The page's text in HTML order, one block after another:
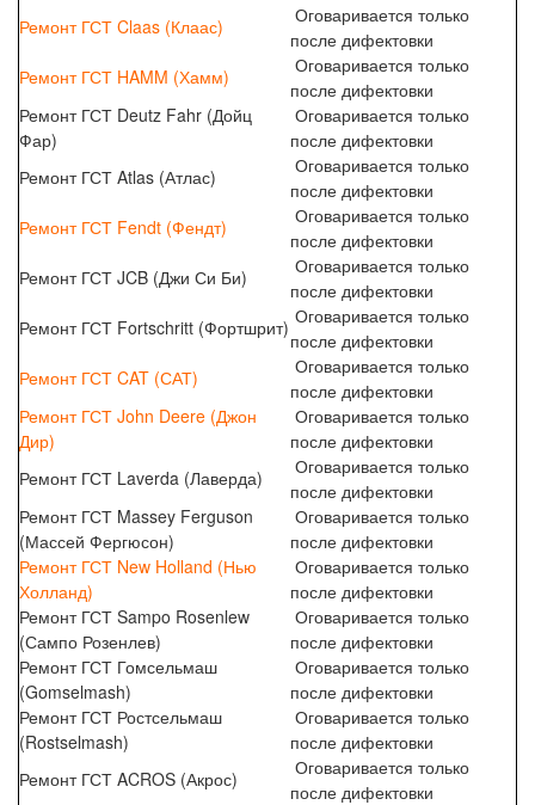
Ремонт ГСТ Claas (Клаас)
Оговаривается только
после дифектовки
Ремонт ГСТ HAMM (Хамм)
Оговаривается только
после дифектовки
Ремонт ГСТ Deutz Fahr (Дойц
Фар)
Оговаривается только
после дифектовки
Ремонт ГСТ Atlas (Атлас)
Оговаривается только
после дифектовки
Ремонт ГСТ Fendt (Фендт)
Оговаривается только
после дифектовки
Ремонт ГСТ JCB (Джи Си Би)
Оговаривается только
после дифектовки
Ремонт ГСТ Fortschritt (Фортшрит) Оговаривается только
после дифектовки
Ремонт ГСТ CAT (САТ)
Оговаривается только
после дифектовки
Ремонт ГСТ John Deere (Джон
Дир)
Оговаривается только
после дифектовки
Ремонт ГСТ Laverda (Лаверда)
Оговаривается только
после дифектовки
Ремонт ГСТ Massey Ferguson
(Массей Фергюсон)
Оговаривается только
после дифектовки
Ремонт ГСТ New Holland (Нью
Холланд)
Оговаривается только
после дифектовки
Ремонт ГСТ Sampo Rosenlew
(Сампо Розенлев)
Оговаривается только
после дифектовки
Ремонт ГСТ Гомсельмаш
(Gomselmash)
Оговаривается только
после дифектовки
Ремонт ГСТ Ростсельмаш
(Rostselmash)
Оговаривается только
после дифектовки
Ремонт ГСТ ACROS (Акрос)
Оговаривается только
после дифектовки